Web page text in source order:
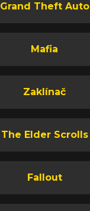
Grand Theft Auto
Mafia
Zaklínač
The Elder Scrolls
Fallout